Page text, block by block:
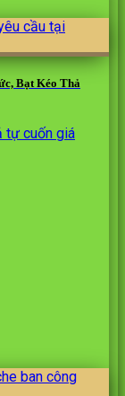
Bạt Kéo Thả
tự cuốn giá